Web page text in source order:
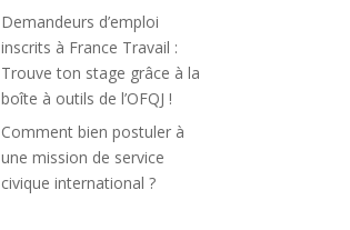
Demandeurs d’emploi
inscrits à France Travail :
Trouve ton stage grâce à la
boîte à outils de l’OFQJ !
Comment bien postuler à
une mission de service
civique international ?